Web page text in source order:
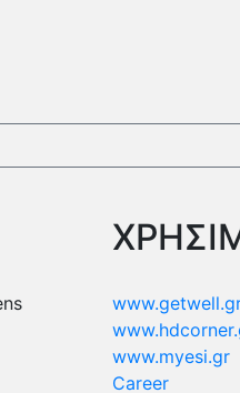
www.myesi.gr
Career